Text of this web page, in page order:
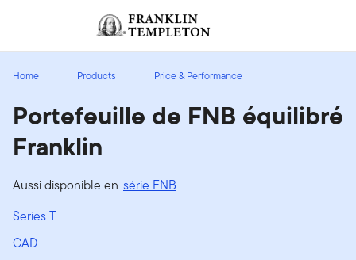
Header menu toggle
Ouverture de session
Home Products Price & Performance
Portefeuille de FNB équilibré
Franklin
Aussi disponible en série FNB
Series T
CAD